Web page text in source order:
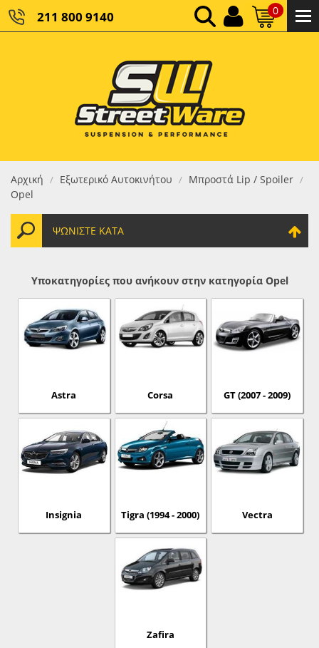
211 800 9140 0
ΚΑΘΑΡΌ ΣΎΝΟΛΟ:
ΤΕΛΙΚΌ ΣΎΝΟΛΟ:0,00 €
Αρχική / Εξωτερικό Αυτοκινήτου / Μπροστά Lip / Spoiler /
Opel
ΨΩΝΊΣΤΕ ΚΑΤΆ
Υποκατηγορίες που ανήκουν στην κατηγορία Opel
Astra Corsa GT (2007 - 2009)
Insignia Tigra (1994 - 2000) Vectra
Zafira